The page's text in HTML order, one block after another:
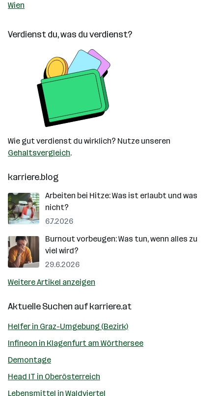
Wien
Verdienst du, was du verdienst?
Wie gut verdienst du wirklich? Nutze unseren
Gehaltsvergleich.
karriere.blog
Arbeiten bei Hitze: Was ist erlaubt und was
nicht?
6.7.2026
Burnout vorbeugen: Was tun, wenn alles zu
viel wird?
29.6.2026
Weitere Artikel anzeigen
Aktuelle Suchen aufkarriere.at
Helfer in Graz-Umgebung (Bezirk)
Infineon in Klagenfurt am Wörthersee
Demontage
Head IT in Oberösterreich
Lebensmittel in Waldviertel